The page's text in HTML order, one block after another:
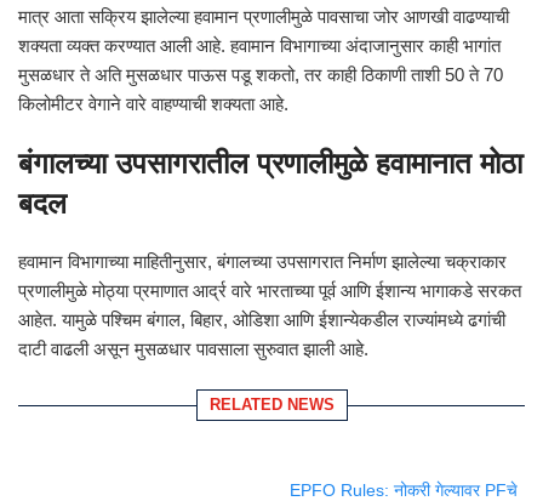
मात्र आता सक्रिय झालेल्या हवामान प्रणालीमुळे पावसाचा जोर आणखी वाढण्याची
शक्यता व्यक्त करण्यात आली आहे. हवामान विभागाच्या अंदाजानुसार काही भागांत
मुसळधार ते अति मुसळधार पाऊस पडू शकतो, तर काही ठिकाणी ताशी 50 ते 70
किलोमीटर वेगाने वारे वाहण्याची शक्यता आहे.
बंगालच्या उपसागरातील प्रणालीमुळे हवामानात मोठा
बदल
हवामान विभागाच्या माहितीनुसार, बंगालच्या उपसागरात निर्माण झालेल्या चक्राकार
प्रणालीमुळे मोठ्या प्रमाणात आर्द्र वारे भारताच्या पूर्व आणि ईशान्य भागाकडे सरकत
आहेत. यामुळे पश्चिम बंगाल, बिहार, ओडिशा आणि ईशान्येकडील राज्यांमध्ये ढगांची
दाटी वाढली असून मुसळधार पावसाला सुरुवात झाली आहे.
RELATED NEWS
EPFO Rules: नोकरी गेल्यावर PFचे